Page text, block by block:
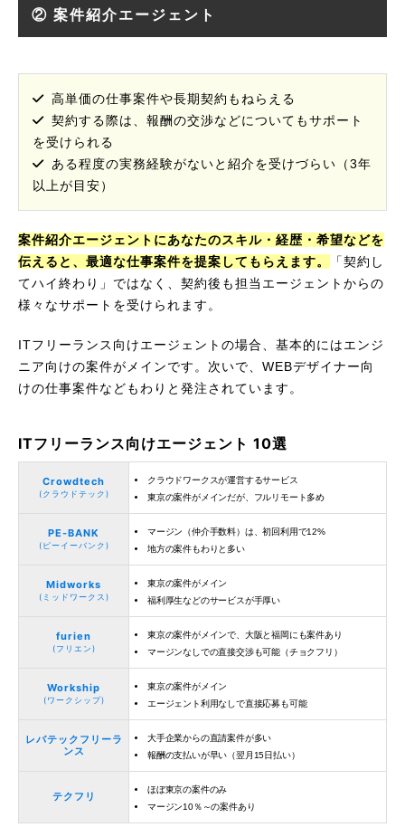
② 案件紹介エージェント
高単価の仕事案件や長期契約もねらえる
契約する際は、報酬の交渉などについてもサポート
を受けられる
ある程度の実務経験がないと紹介を受けづらい（3年
以上が目安）
案件紹介エージェントにあなたのスキル・経歴・希望などを
伝えると、最適な仕事案件を提案してもらえます。
「契約し
てハイ終わり」ではなく、契約後も担当エージェントからの
様々なサポートを受けられます。
ITフリーランス向けエージェントの場合、基本的にはエンジ
ニア向けの案件がメインです。次いで、WEBデザイナー向
けの仕事案件などもわりと発注されています。
ITフリーランス向けエージェント 10選
Crowdtech
(クラウドテック)
クラウドワークスが運営するサービス
東京の案件がメインだが、フルリモート多め
PE-BANK
(ピーイーバンク)
マージン（仲介手数料）は、初回利用で12%
地方の案件もわりと多い
Midworks
(ミッドワークス)
東京の案件がメイン
福利厚生などのサービスが手厚い
furien
(フリエン)
東京の案件がメインで、大阪と福岡にも案件あり
マージンなしでの直接交渉も可能（チョクフリ）
Workship
(ワークシップ)
東京の案件がメイン
エージェント利用なしで直接応募も可能
レバテックフリーラ
ンス
大手企業からの直請案件が多い
報酬の支払いが早い（翌月15日払い）
テクフリ
ほぼ東京の案件のみ
マージン10％～の案件あり